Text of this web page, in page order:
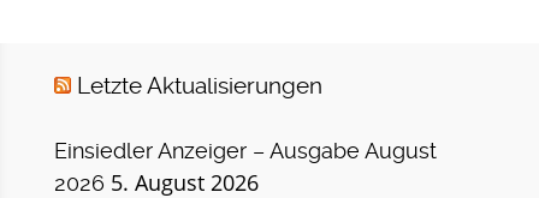
Letzte Aktualisierungen
Einsiedler Anzeiger – Ausgabe August
2026 5. August 2026